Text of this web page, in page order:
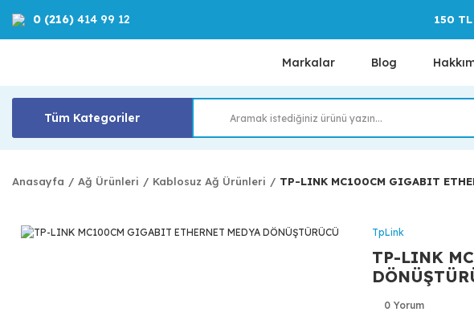
0 (216) 414 99 12 150 TL
Markalar Blog
Tüm Kategoriler
Anasayfa Ağ Ürünleri Kablosuz Ağ Ürünleri TP-LINK MC100CM GIGABIT
TpLink
TP-LINK
0 Yorum